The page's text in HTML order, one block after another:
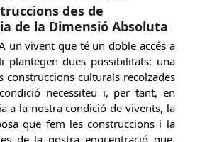
des de
de la Dimensió Absoluta
un vivent que té un doble accés a
plantegen dues possibilitats: una
construccions culturals recolzades
necessiteu i, per tant, en
a la nostra condició de vivents, la
que fem les construccions i la
de la nostra egocentració que,